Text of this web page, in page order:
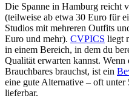
Die Spanne in Hamburg reicht
(teilweise ab etwa 30 Euro für
Studios mit mehreren Outfits
Euro und mehr). CVPICS liegt
in einem Bereich, in dem du
Qualität erwarten kannst.
Brauchbares brauchst, ist ein
eine gute Alternative – oft
lieferbar.